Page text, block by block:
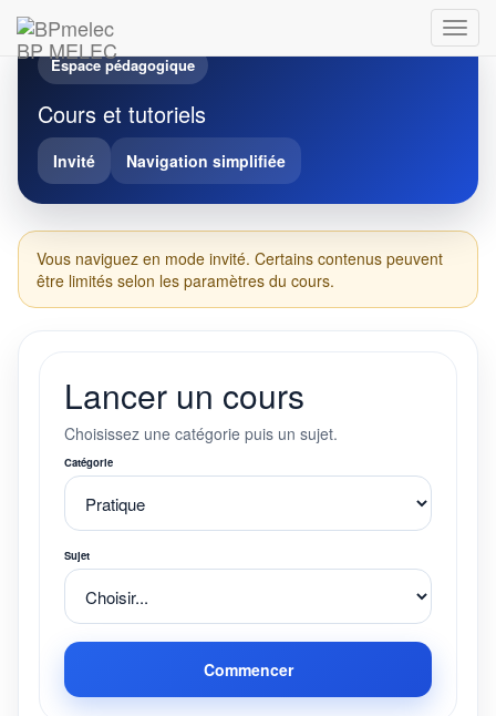
BP MELEC
Espace pédagogique
Cours et tutoriels
Invité Navigation simplifiée
Vous naviguez en mode invité. Certains contenus peuvent
être limités selon les paramètres du cours.
Lancer un cours
Choisissez une catégorie puis un sujet.
Catégorie
Sujet
Commencer